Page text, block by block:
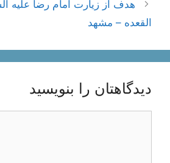
القعده – مشهد
دیدگاهتان را بنویسید